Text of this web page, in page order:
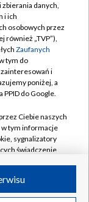
danych,
i ich
osobowych przez
również „TVP”),
Zaufanych
tym do
i
poniżej, a
do Google.
Ciebie naszych
w tym informacje
sygnalizatory
świadczenie